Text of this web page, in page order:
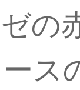
の
ス